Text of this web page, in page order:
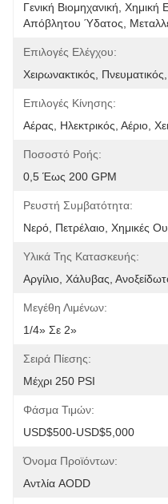
Γενική Βιομηχανική,
Απόβλητου Ύδατος,
Επιλογές Ελέγχου:
Χειρωνακτικός,
Επιλογές Κίνησης:
Αέρας, Ηλεκτρικός, Αέριο,
Ποσοστό Ροής:
0,5 Έως 200 GPM
Ρευστή Συμβατότητα:
Νερό, Πετρέλαιο, Χημικές
Υλικά Της Κατασκευής:
Αργίλιο, Χάλυβας,
Μεγέθη Λιμένων:
1/4» Σε 2»
Σειρά Πίεσης:
Μέχρι 250 PSI
Φάσμα Τιμών:
USD$500-USD$5,000
Όνομα Προϊόντων:
Αντλία AODD